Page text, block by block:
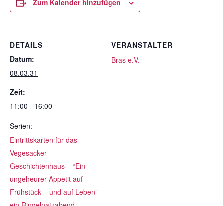
Zum Kalender hinzufügen
DETAILS
Datum:
08.03.31
Zeit:
11:00 - 16:00
Serien:
Eintrittskarten für das
Vegesacker
Geschichtenhaus – “Ein
ungeheurer Appetit auf
Frühstück – und auf Leben”
VERANSTALTER
Bras e.V.